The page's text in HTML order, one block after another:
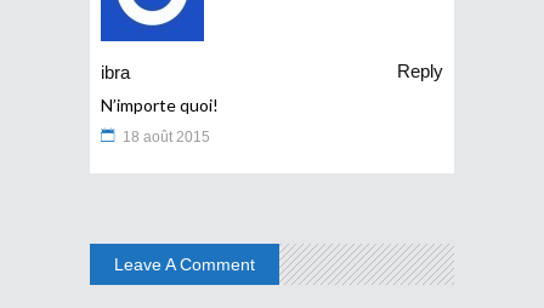
ibra
Reply
N’importe quoi!
18 août 2015
Leave A Comment